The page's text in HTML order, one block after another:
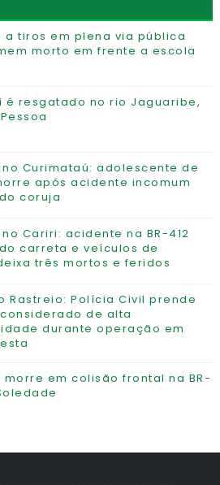
a tiros em plena via pública
morto em frente a escola
é resgatado no rio Jaguaribe,
Curimataú: adolescente de
após acidente incomum
coruja
Cariri: acidente na BR-412
carreta e veículos de
três mortos e feridos
Rastreio: Polícia Civil prende
de alta
durante operação em
morre em colisão frontal na BR-